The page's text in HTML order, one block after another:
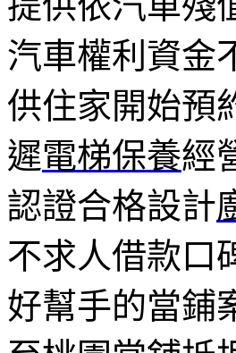
汽車權利資金
供住家開始預
遲電梯保養經
認證合格設計
不求人借款口
好幫手的當鋪